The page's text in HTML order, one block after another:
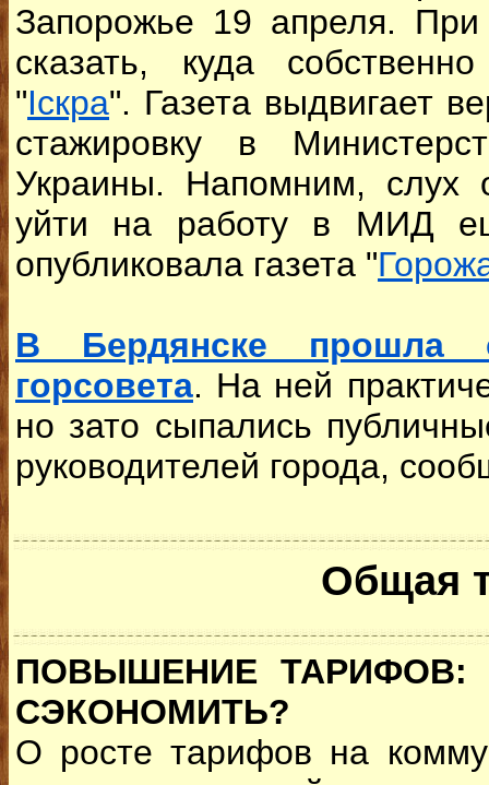
Запорожье 19 апреля.
сказать, куда
"Іскра". Газета выдвигает
стажировку в
Украины. Напомним,
уйти на работу в МИД
опубликовала газета "
В Бердянске прошла
горсовета. На ней
но зато сыпались
руководителей города,
Общая
ПОВЫШЕНИЕ ТАРИФОВ:
СЭКОНОМИТЬ?
О росте тарифов на